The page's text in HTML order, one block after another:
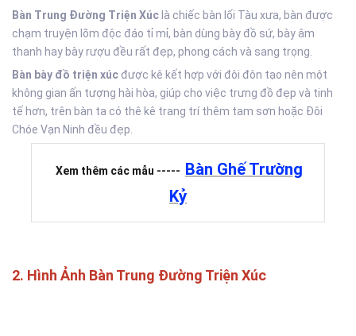
Bàn Trung Đường Triện Xúc là chiếc bàn lối Tàu xưa, bàn được
chạm truyện lõm độc đáo tỉ mỉ, bàn dùng bày đồ sứ, bày âm
thanh hay bày rượu đều rất đẹp, phong cách và sang trọng.
Bàn bày đồ triện xúc được kê kết hợp với đôi đôn tạo nên một
không gian ấn tượng hài hòa, giúp cho việc trưng đồ đẹp và tinh
tế hơn, trên bàn ta có thê kê trang trí thêm tam sơn hoặc Đôi
Chóe Vạn Ninh đều đẹp.
Xem thêm các mẫu ----- Bàn Ghế Trường
Kỷ
2. Hình Ảnh Bàn Trung Đường Triện Xúc